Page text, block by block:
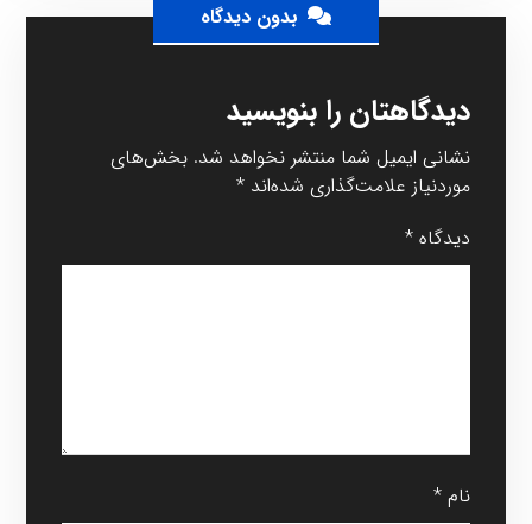
بدون دیدگاه
دیدگاهتان را بنویسید
نشانی ایمیل شما منتشر نخواهد شد. بخش‌های
موردنیاز علامت‌گذاری شده‌اند*
دیدگاه*
نام*